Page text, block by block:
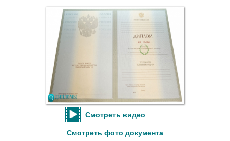
Смотреть видео
Смотреть фото документа